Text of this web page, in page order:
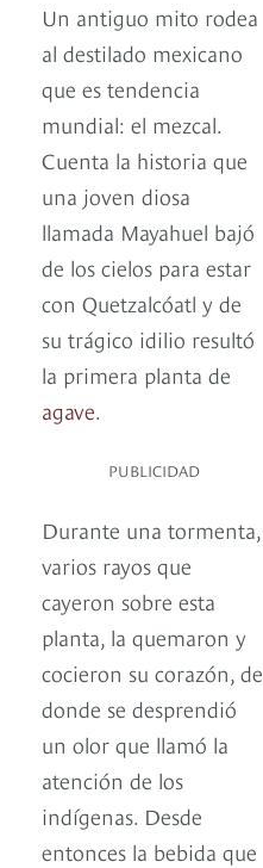
Un antiguo mito rodea
al destilado mexicano
que es tendencia
mundial: el mezcal.
Cuenta la historia que
una joven diosa
llamada Mayahuel bajó
de los cielos para estar
con Quetzalcóatl y de
su trágico idilio resultó
la primera planta de
agave.
PUBLICIDAD
Durante una tormenta,
varios rayos que
cayeron sobre esta
planta, la quemaron y
cocieron su corazón, de
donde se desprendió
un olor que llamó la
atención de los
indígenas. Desde
entonces la bebida que